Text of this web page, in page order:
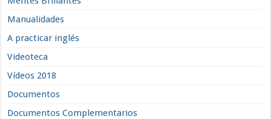
Manualidades
A practicar inglés
Videoteca
Vídeos 2018
Documentos
Documentos Complementarios